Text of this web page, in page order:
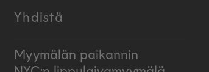
Yhdistä
Myymälän paikannin